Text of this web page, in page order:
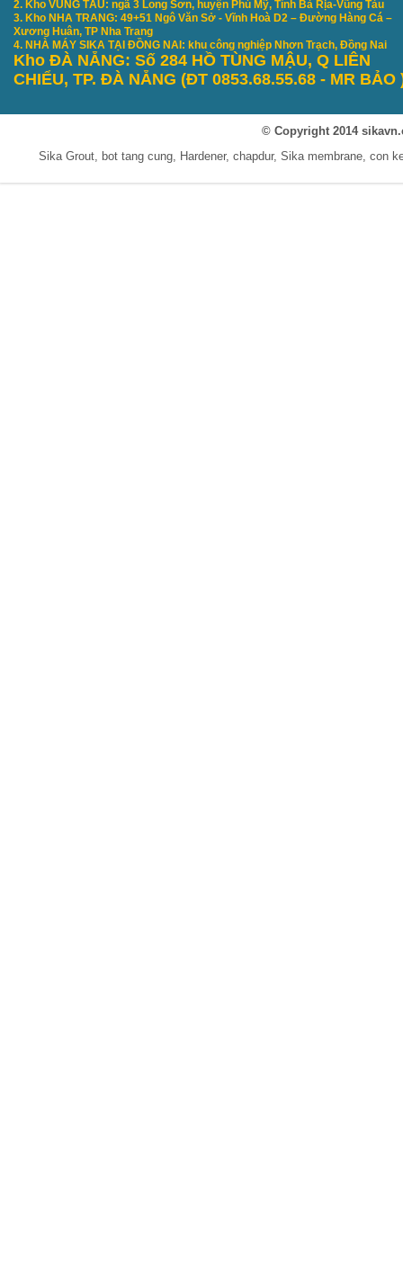
2. Kho VŨNG TÀU: ngã 3 Long Sơn, huyện Phú Mỹ, Tỉnh Bà Rịa-Vũng Tàu
3. Kho NHA TRANG: 49+51 Ngô Văn Sở - Vĩnh Hoà D2 – Đường Hàng Cá –
Xương Huân, TP Nha Trang
4. NHÀ MÁY SIKA TẠI ĐỒNG NAI: khu công nghiệp Nhơn Trạch, Đồng Nai
Kho ĐÀ NẴNG: Số 284 HỒ TÙNG MẬU, Q LIÊN
CHIỂU, TP. ĐÀ NẴNG (ĐT 0853.68.55.68 - MR BẢO
© Copyright 2014
Sika Grout, bot tang cung, Hardener, chapdur, Sika membrane, con